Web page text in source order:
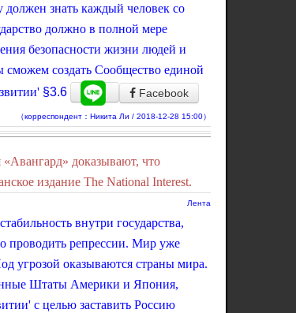
должен знать каждый человек со
должно в полной мере
безопасности жизни людей и
создать Сообщество единой
§3.6
Facebook
（корреспондент：Никита Ли / 2018-12-28 15:00）
«Авангард» доказывают, что
издание The National Interest.
Лента
внутри государства,
проводить репрессии. Мир уже
угрозой оказываются страны мира.
Штаты Америки и Япония,
с целью заставить Россию